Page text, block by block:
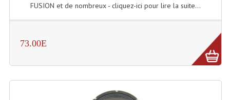
Système D'interprétation Simultanée
Système Boucle Magnétique
FUSION et de nombreux - cliquez-ici pour lire la suite...
73.00E